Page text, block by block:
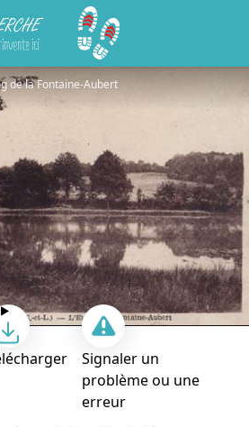
de l'Eure
de la Fontaine-Aubert
Signaler un
problème ou une
erreur